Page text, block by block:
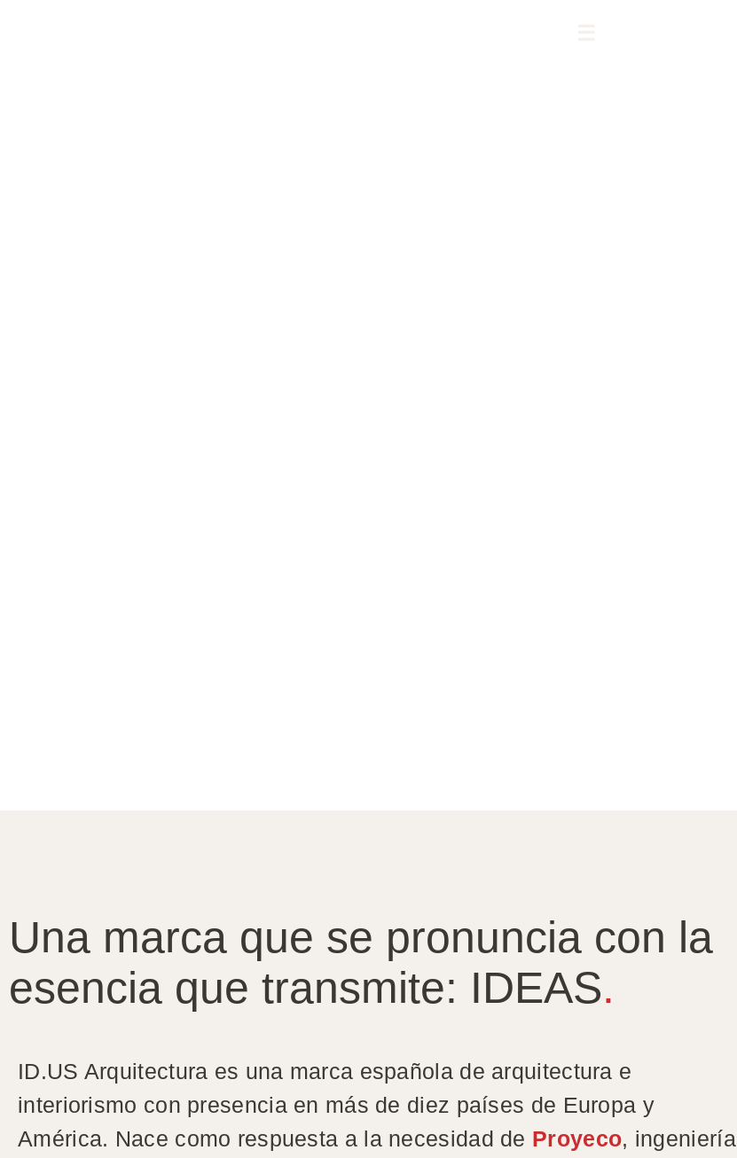
Una marca que se pronuncia con la
esencia que transmite: IDEAS.
ID.US Arquitectura es una marca española de arquitectura e
interiorismo con presencia en más de diez países de Europa y
América. Nace como respuesta a la necesidad de Proyeco, ingeniería